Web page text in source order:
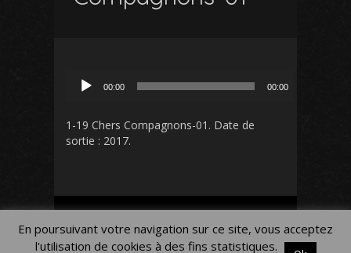
00:00 00:00
1-19 Chers Compagnons-01 . Date de
sortie : 2017.
Mentions légales
En poursuivant votre navigation sur ce site, vous acceptez
l'utilisation de cookies à des fins statistiques.